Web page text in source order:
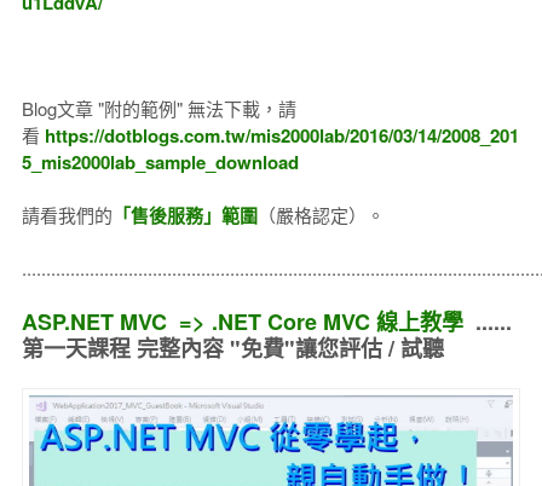
Blog文章 "附的範例" 無法下載，請
看 https://dotblogs.com.tw/mis2000lab/2016/03/14/2008_201
5_mis2000lab_sample_download
請看我們的 「售後服務」範圍（嚴格認定）。
ASP.NET MVC => .NET Core MVC 線上教學......
第一天課程 完整內容 "免費"讓您評估 / 試聽